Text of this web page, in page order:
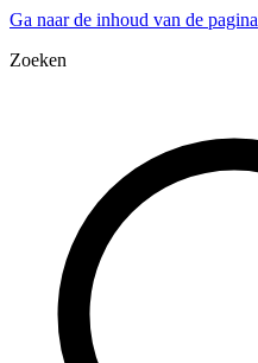
Ga naar de inhoud van de pagina
Zoeken